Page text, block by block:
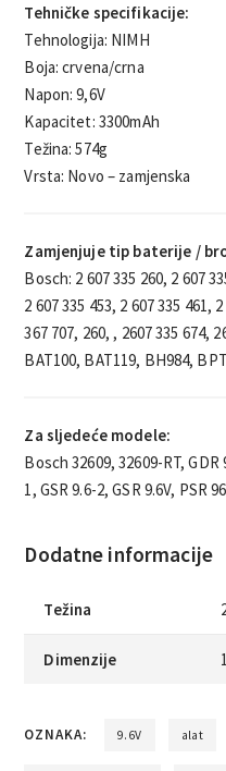
Tehničke specifikacije:
Tehnologija: NIMH
Boja: crvena/crna
Napon: 9,6V
Kapacitet: 3300mAh
Težina: 574g
Vrsta: Novo – zamjenska
Zamjenjuje tip baterije /
Bosch: 2 607 335 260, 2 607
2 607 335 453, 2 607 335 461,
367 707, 260, , 2607 335 674,
BAT100, BAT119, BH984,
Za sljedeće modele:
Bosch 32609, 32609-RT, GDR
1, GSR 9.6-2, GSR 9.6V, PSR
Dodatne informacije
Težina
Dimenzije
OZNAKA: 9.6V alat